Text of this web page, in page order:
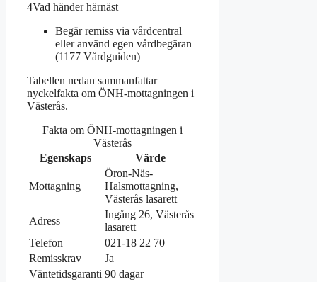
4Vad händer härnäst
Begär remiss via vårdcentral
eller använd egen vårdbegäran
(1177 Vårdguiden)
Tabellen nedan sammanfattar
nyckelfakta om ÖNH-mottagningen i
Västerås.
Fakta om ÖNH-mottagningen i
Västerås
Egenskaps
Värde
Mottagning
Öron-Näs-
Halsmottagning,
Västerås lasarett
Adress
Ingång 26, Västerås
lasarett
Telefon
021-18 22 70
Remisskrav
Ja
Väntetidsgaranti 90 dagar